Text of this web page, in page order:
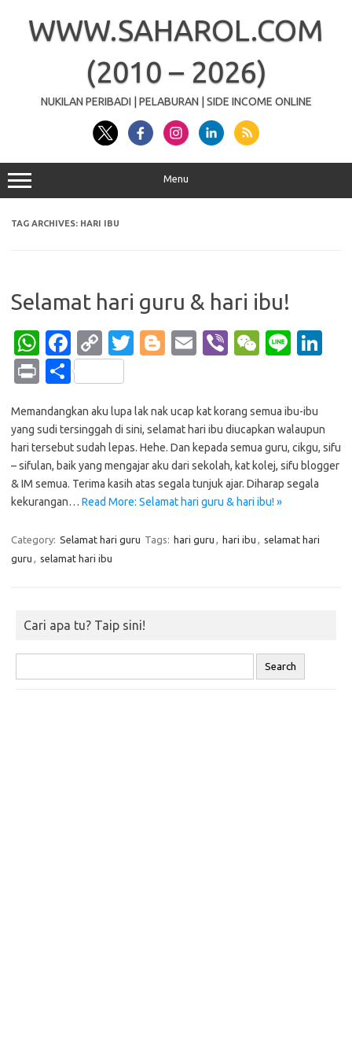
contentWWW.SAHAROL.COM
(2010 – 2026)
NUKILAN PERIBADI | PELABURAN | SIDE INCOME ONLINE
Menu
TAG ARCHIVES: HARI IBU
Selamat hari guru & hari ibu!
W
h
at
s
A
p
p
Fa
c
e
b
o
o
k
C
o
p
y
Li
n
k
T
te
r
Bl
g
er
E
Vi
W
h
at
Li
dI
n
Pr
t
S
ar
e
Memandangkan aku lupa lak nak ucap kat korang semua ibu-ibu
yang sudi tersinggah di sini, selamat hari ibu diucapkan walaupun
hari tersebut sudah lepas. Hehe. Dan kepada semua guru, cikgu, sifu
– sifulan, baik yang mengajar aku dari sekolah, kat kolej, sifu blogger
& IM semua. Terima kasih atas segala tunjuk ajar. Diharap segala
kekurangan… Read More: Selamat hari guru & hari ibu! »
Category: Selamat hari guru Tags: hari guru , hari ibu , selamat hari
guru , selamat hari ibu
Cari apa tu? Taip sini!